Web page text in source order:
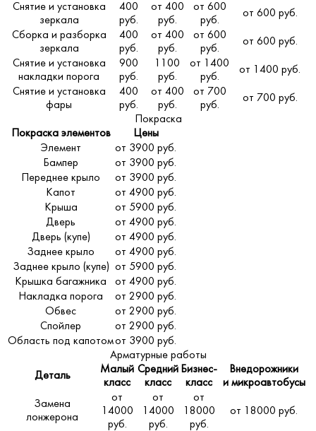
Снятие и установка
зеркала
400
руб.
от 400
руб.
от 600
руб.
от 600 руб.
Сборка и разборка
зеркала
400
руб.
от 400
руб.
от 600
руб.
от 600 руб.
Снятие и установка
накладки порога
900
руб.
1100
руб.
от 1400
руб.
от 1400 руб.
Снятие и установка
фары
400
руб.
от 400
руб.
от 700
руб.
от 700 руб.
Покраска
Покраска элементов
Цены
Элемент
от 3900 руб.
Бампер
от 3900 руб.
Переднее крыло
от 3900 руб.
Капот
от 4900 руб.
Крыша
от 5900 руб.
Дверь
от 4900 руб.
Дверь (купе)
от 4900 руб.
Заднее крыло
от 4900 руб.
Заднее крыло (купе) от 5900 руб.
Крышка багажника
от 4900 руб.
Накладка порога
от 2900 руб.
Обвес
от 2900 руб.
Спойлер
от 2900 руб.
Область под капотомот 3900 руб.
Арматурные работы
Деталь
Малый
класс
Средний
класс
Бизнес-
класс
Внедорожники
и микроавтобусы
Замена
лонжерона
от
14000
руб.
от
14000
руб.
от
18000
руб.
от 18000 руб.